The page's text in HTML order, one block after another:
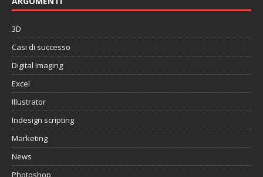
3D
Casi di successo
Digital Imaging
Excel
Illustrator
Indesign scripting
Marketing
News
Photoshop